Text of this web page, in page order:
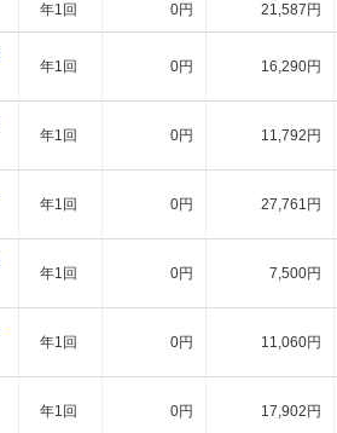
年1回 0円 21,587円
年1回 0円 16,290円
年1回 0円 11,792円
年1回 0円 27,761円
年1回 0円 7,500円
年1回 0円 11,060円
年1回 0円 17,902円